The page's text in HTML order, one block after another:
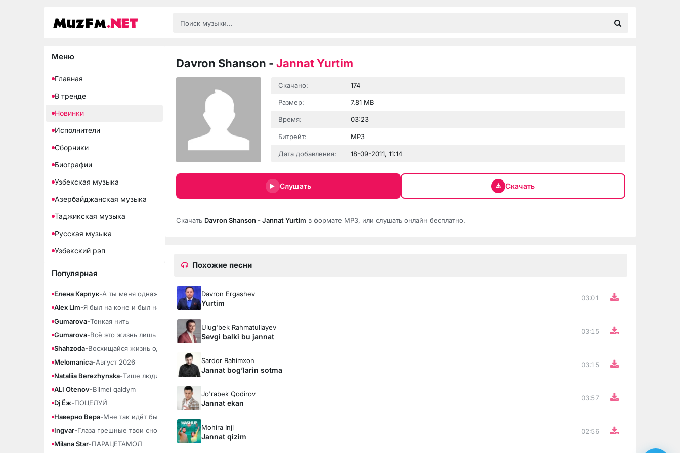
Меню
Главная
В тренде
Новинки
Исполнители
Сборники
Биографии
Узбекская музыка
Азербайджанская музыка
Таджикская музыка
Русская музыка
Узбекский рэп
Популярная
Елена Карпук-А ты меня однажды позовёшь
Alex Lim-Я был на коне и был на плахе
Gumarova-Тонкая нить
Gumarova-Всё это жизнь лишь тонкая нить
Shahzoda-Восхищайся жизнь одна
Melomanica-Август 2026
Nataliia Berezhynska-Тише люди ради бога тише (Полная версия)
ALI Otenov-Bilmei qaldym
Dj Ёж-ПОЦЕЛУЙ
Наверно Вера-Мне так идёт быть свободной
Ingvar-Глаза грешные твои снова сердце
Milana Star-ПАРАЦЕТАМОЛ
Davron Shanson - Jannat Yurtim
Скачано: 174
Размер: 7.81 MB
Время: 03:23
Битрейт: MP3
Дата добавления: 18-09-2011, 11:14
Слушать Скачать
Скачать Davron Shanson - Jannat Yurtim в формате MP3, или слушать онлайн бесплатно.
Похожие песни
Davron Ergashev
Yurtim
03:01
Ulug'bek Rahmatullayev
Sevgi balki bu jannat
03:15
Sardor Rahimxon
Jannat bog’larin sotma
03:15
Jo'rabek Qodirov
Jannat ekan
03:57
Mohira Inji
Jannat qizim
02:56